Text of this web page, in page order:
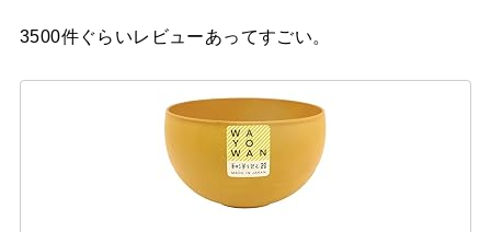
3500件ぐらいレビューあってすごい。